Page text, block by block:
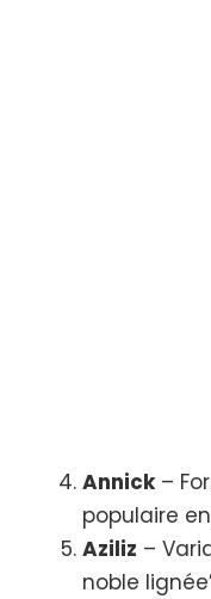
Annick–
populaire
Aziliz –
noble